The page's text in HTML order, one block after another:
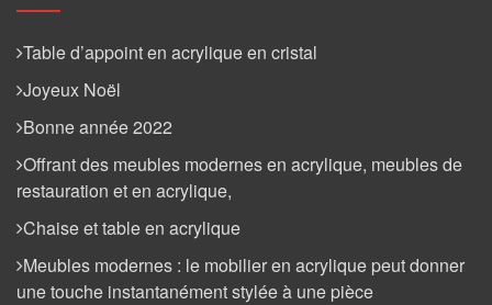
Table d’appoint en acrylique en cristal
Joyeux Noël
Bonne année 2022
Offrant des meubles modernes en acrylique, meubles de
restauration et en acrylique,
Chaise et table en acrylique
Meubles modernes : le mobilier en acrylique peut donner
une touche instantanément stylée à une pièce